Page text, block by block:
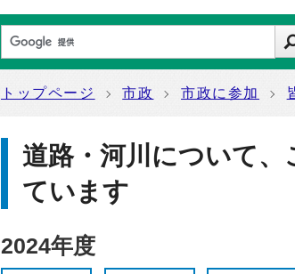
トップページ 市政 市政に参加
道路・河川について
ています
2024年度